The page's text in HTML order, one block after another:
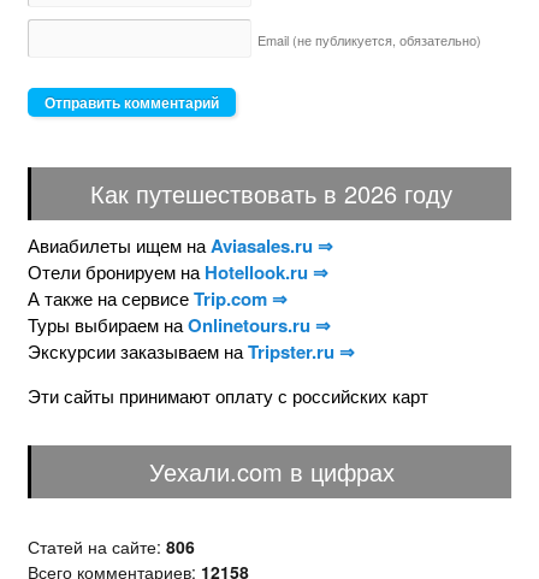
Email (не публикуется, обязательно)
Как путешествовать в 2026 году
Авиабилеты ищем наAviasales.ru ⇒
Отели бронируем на Hotellook.ru ⇒
А также на сервисеTrip.com ⇒
Туры выбираем наOnlinetours.ru ⇒
Экскурсии заказываем наTripster.ru ⇒
Эти сайты принимают оплату с российских карт
Уехали.com в цифрах
Статей на сайте: 806
Всего комментариев: 12158